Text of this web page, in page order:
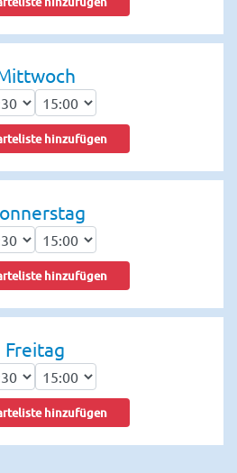
hinzufügen
hinzufügen
Freitag
hinzufügen